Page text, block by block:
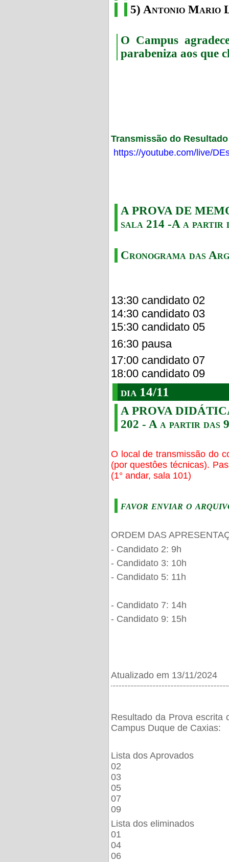
5) Antonio Mario
O Campus
parabeniza aos que
Transmissão do
https://youtube.com/live/
A PROVA DE
sala 214 -A a partir
Cronograma das
13:30 candidato 02
14:30 candidato 03
15:30 candidato 05
16:30 pausa
17:00 candidato 07
18:00 candidato 09
dia 14/11
A PROVA
202 - A a partir das
O local de transmissão do
(por questôes técnicas).
(1° andar, sala 101)
favor enviar o
ORDEM DAS
- Candidato 2: 9h
- Candidato 3: 10h
- Candidato 5: 11h
- Candidato 7: 14h
- Candidato 9: 15h
Atualizado em 13/11/2024
Resultado da Prova escrita
Campus Duque de Caxias:
Lista dos Aprovados
02
03
05
07
09
Lista dos eliminados
01
04
06